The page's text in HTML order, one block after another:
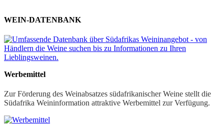
WEIN-DATENBANK
Werbemittel
Zur Förderung des Weinabsatzes südafrikanischer Weine stellt die
Südafrika Weininformation attraktive Werbemittel zur Verfügung.